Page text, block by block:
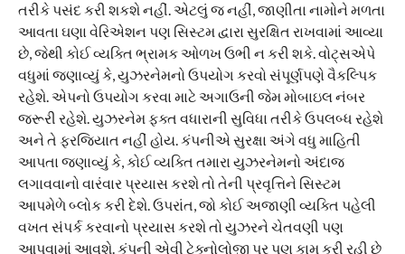
તરીકે પસંદ કરી શકશે નહીં. એટલું જ નહીં, જાણીતા નામોને મળતા
આવતા ઘણા વેરિએશન પણ સિસ્ટમ દ્વારા સુરક્ષિત રાખવામાં આવ્યા
છે, જેથી કોઈ વ્યક્તિ ભ્રામક ઓળખ ઉભી ન કરી શકે. વોટ્સએપે
વધુમાં જણાવ્યું કે, યુઝરનેમનો ઉપયોગ કરવો સંપૂર્ણપણે વૈકલ્પિક
રહેશે. એપનો ઉપયોગ કરવા માટે અગાઉની જેમ મોબાઇલ નંબર
જરૂરી રહેશે. યુઝરનેમ ફક્ત વધારાની સુવિધા તરીકે ઉપલબ્ધ રહેશે
અને તે ફરજિયાત નહીં હોય. કંપનીએ સુરક્ષા અંગે વધુ માહિતી
આપતા જણાવ્યું કે, કોઈ વ્યક્તિ તમારા યુઝરનેમનો અંદાજ
લગાવવાનો વારંવાર પ્રયાસ કરશે તો તેની પ્રવૃત્તિને સિસ્ટમ
આપમેળે બ્લોક કરી દેશે. ઉપરાંત, જો કોઈ અજાણી વ્યક્તિ પહેલી
વખત સંપર્ક કરવાનો પ્રયાસ કરશે તો યુઝરને ચેતવણી પણ
આપવામાં આવશે. કંપની એવી ટેક્નોલોજી પર પણ કામ કરી રહી છે